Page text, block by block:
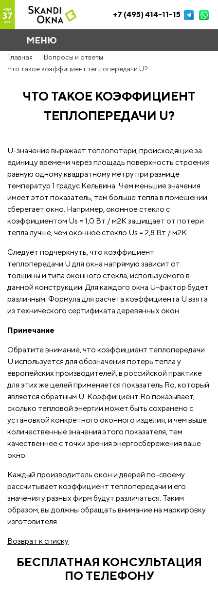
+7 (495) 414-11-15
МЕНЮ
Главная
Вопросы и ответы
Что такое коэффициент теплопередачи U?
ЧТО ТАКОЕ КОЭФФИЦИЕНТ
ТЕПЛОПЕРЕДАЧИ U?
U-значение выражает теплопотери, происходящие за
единицу времени через площадь поверхность строения
равную одному квадратному метру при разнице
температур 1 градус Кельвина. Чем меньшие значения
имеет этот показатель, тем больше тепла в помещении
сберегает окно. Например, оконное стекло с
коэффициентом Us = 1,0 Вт / м2К защищает от потери
тепла лучше, чем оконное стекло Us = 2,8 Вт / м2К.
Следует подчеркнуть, что коэффициент
теплопередачи U для окна напрямую зависит от
толщины и типа оконного стекла, используемого в
данной конструкции. Для каждого окна U-фактор будет
различным. Формула для расчета коэффициента U взята
из технического сертификата деревянных окон.
Примечание
Обратите внимание, что коэффициент теплопередачи
U используется для обозначения потерь тепла у
европейских производителей, в российской практике
для этих же целей применяется показатель Ro, который
является обратным U. Коэффициент Ro показывает,
сколько тепловой энергии может быть сохранено с
установкой конкретного оконного изделия, и чем выше
количественные значения этого показателя, тем
качественнее с точки зрения энергосбережения ваше
окно.
Каждый производитель окон и дверей по-своему
рассчитывает коэффициент теплопередачи и его
значения у разных фирм будут различаться. Таким
образом, вы должны обращать внимание на маркировку
изготовителя.
Возврат к списку
БЕСПЛАТНАЯ КОНСУЛЬТАЦИЯ
ПО ТЕЛЕФОНУ